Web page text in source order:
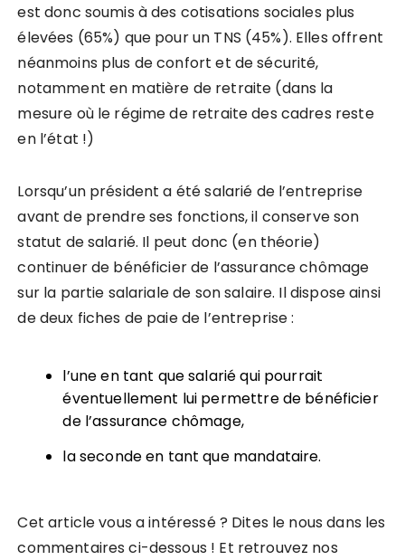
est donc soumis à des cotisations sociales plus
élevées (65%) que pour un TNS (45%). Elles offrent
néanmoins plus de confort et de sécurité,
notamment en matière de retraite (dans la
mesure où le régime de retraite des cadres reste
en l’état !)
Lorsqu’un président a été salarié de l’entreprise
avant de prendre ses fonctions, il conserve son
statut de salarié. Il peut donc (en théorie)
continuer de bénéficier de l’assurance chômage
sur la partie salariale de son salaire. Il dispose ainsi
de deux fiches de paie de l’entreprise :
l’une en tant que salarié qui pourrait
éventuellement lui permettre de bénéficier
de l’assurance chômage,
la seconde en tant que mandataire.
Cet article vous a intéressé ? Dites le nous dans les
commentaires ci-dessous ! Et retrouvez nos